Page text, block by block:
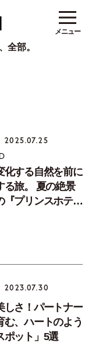
全部。
メニュー
2025.07.25
化する自然を前に
る旅。 夏の絶景
『プリンスホテ
2023.07.30
しさ！パートナー
む、ハートのよう
ポット」5選